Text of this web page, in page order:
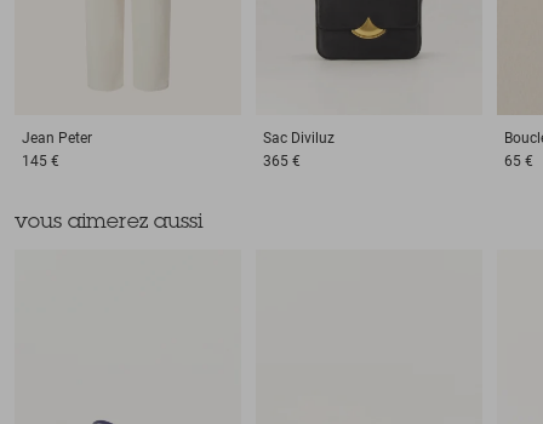
Jean Peter
145 €
Sac Diviluz
365 €
65 €
vous aimerez aussi